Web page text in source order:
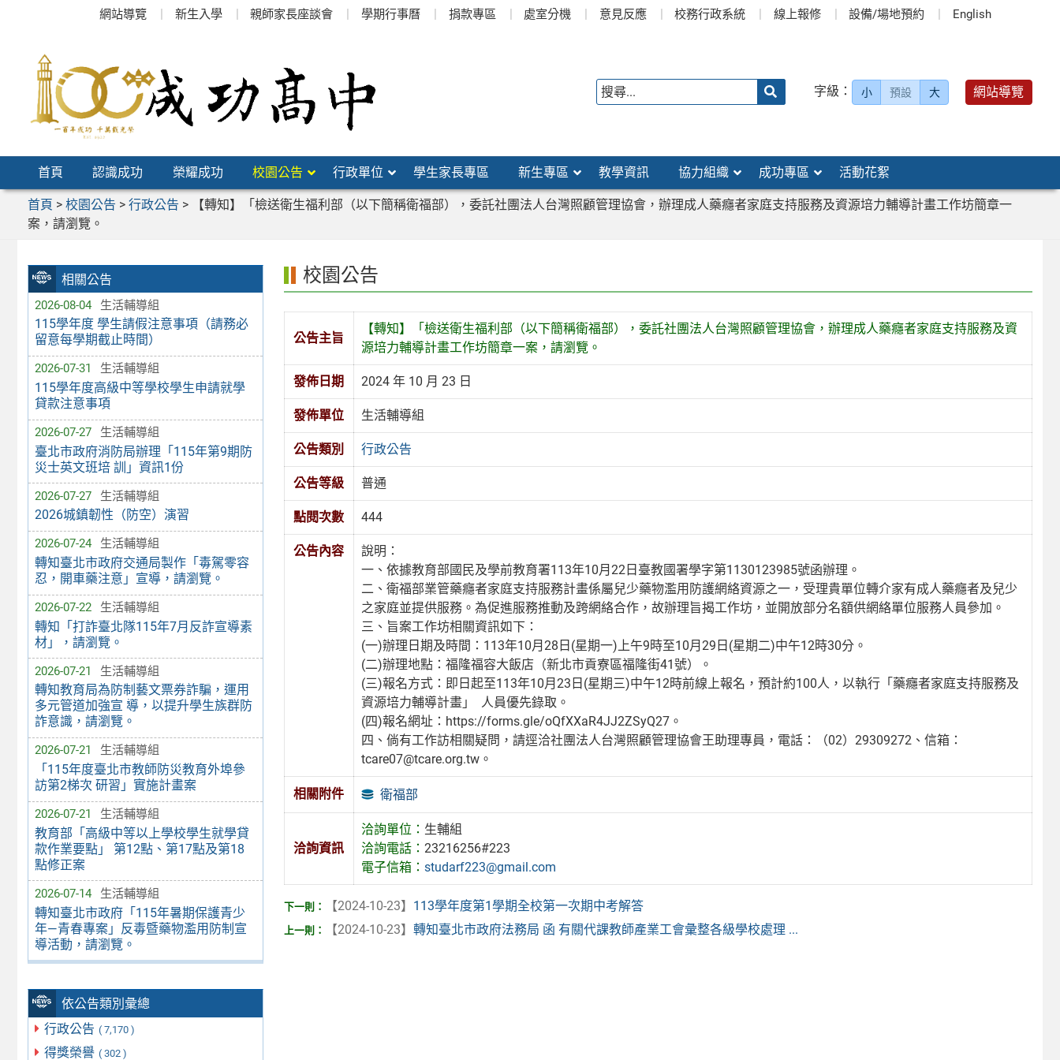
網站導覽 新生入學 親師家長座談會 學期行事曆 捐款專區 處室分機 意見反應 校務行政系統 線上報修 設備/場地預約 English
字級： 小 預設 大 網站導覽
首頁 認識成功 榮耀成功 校園公告 行政單位 學生家長專區 新生專區 教學資訊 協力組織 成功專區 活動花絮
首頁 > 校園公告 > 行政公告 >
【轉知】「檢送衛生福利部（以下簡稱衛福部），委託社團法人台灣照顧管理協會，辦理成人藥癮者家庭支持服務及資源培力輔導計畫工作坊簡章一
案，請瀏覽。
相關公告
2026-08-04 生活輔導組
115學年度 學生請假注意事項（請務必
留意每學期截止時間）
2026-07-31 生活輔導組
115學年度高級中等學校學生申請就學
貸款注意事項
2026-07-27 生活輔導組
臺北市政府消防局辦理「115年第9期防
災士英文班培 訓」資訊1份
2026-07-27 生活輔導組
2026城鎮韌性（防空）演習
2026-07-24 生活輔導組
轉知臺北市政府交通局製作「毒駕零容
忍，開車藥注意」宣導，請瀏覽。
2026-07-22 生活輔導組
轉知「打詐臺北隊115年7月反詐宣導素
材」，請瀏覽。
2026-07-21 生活輔導組
轉知教育局為防制藝文票券詐騙，運用
多元管道加強宣 導，以提升學生族群防
詐意識，請瀏覽。
2026-07-21 生活輔導組
「115年度臺北市教師防災教育外埠參
訪第2梯次 研習」實施計畫案
2026-07-21 生活輔導組
教育部「高級中等以上學校學生就學貸
款作業要點」 第12點、第17點及第18
點修正案
2026-07-14 生活輔導組
轉知臺北市政府「115年暑期保護青少
年—青春專案」反毒暨藥物濫用防制宣
導活動，請瀏覽。
依公告類別彙總
行政公告 ( 7,170 )
得獎榮譽 ( 302 )
校園公告
公告主旨
【轉知】「檢送衛生福利部（以下簡稱衛福部），委託社團法人台灣照顧管理協會，辦理成人藥癮者家庭支持服務及資
源培力輔導計畫工作坊簡章一案，請瀏覽。
發佈日期 2024 年 10 月 23 日
發佈單位 生活輔導組
公告類別 行政公告
公告等級 普通
點閱次數 444
公告內容
說明：
一、依據教育部國民及學前教育署113年10月22日臺教國署學字第1130123985號函辦理。
二、衛福部業管藥癮者家庭支持服務計畫係屬兒少藥物濫用防護網絡資源之一，受理貴單位轉介家有成人藥癮者及兒少
之家庭並提供服務。為促進服務推動及跨網絡合作，故辦理旨揭工作坊，並開放部分名額供網絡單位服務人員參加。
三、旨案工作坊相關資訊如下：
(一)辦理日期及時間：113年10月28日(星期一)上午9時至10月29日(星期二)中午12時30分。
(二)辦理地點：福隆福容大飯店（新北市貢寮區福隆街41號）。
(三)報名方式：即日起至113年10月23日(星期三)中午12時前線上報名，預計約100人，以執行「藥癮者家庭支持服務及
資源培力輔導計畫」 人員優先錄取。
(四)報名網址：https://forms.gle/oQfXXaR4JJ2ZSyQ27。
四、倘有工作訪相關疑問，請逕洽社團法人台灣照顧管理協會王助理專員，電話：（02）29309272、信箱：
tcare07@tcare.org.tw。
相關附件 衛福部
洽詢資訊
洽詢單位： 生輔組
洽詢電話：23216256#223
電子信箱：studarf223@gmail.com
【2024-10-23】 113學年度第1學期全校第一次期中考解答
【2024-10-23】 轉知臺北市政府法務局 函 有關代課教師產業工會彙整各級學校處理 ...